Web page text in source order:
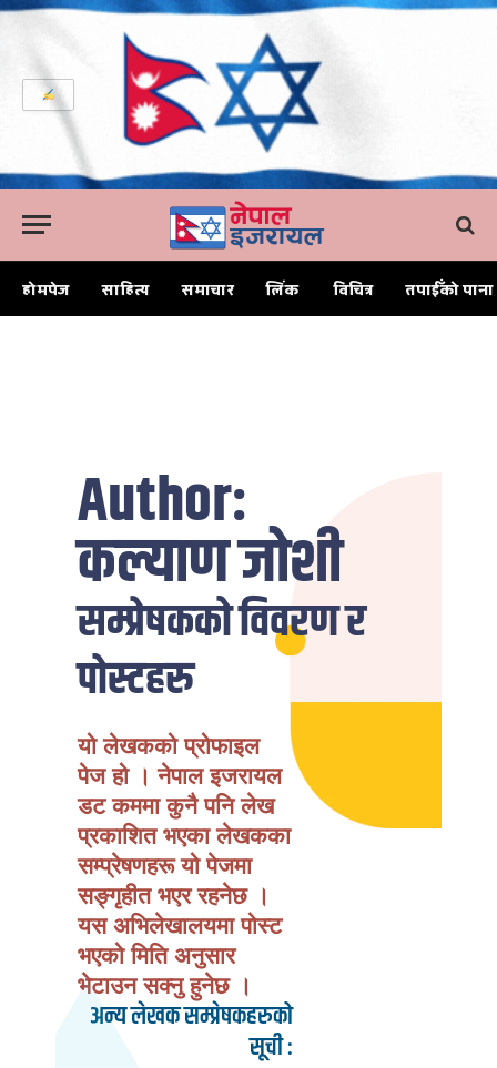
होमपेज साहित्य समाचार लिंक विचित्र तपाईँको पाना
Author:
कल्याण जोशी
सम्प्रेषकको विवरण र
पोस्टहरु
यो लेखकको प्रोफाइल
पेज हो । नेपाल इजरायल
डट कममा कुनै पनि लेख
प्रकाशित भएका लेखकका
सम्प्रेषणहरू यो पेजमा
सङ्गृहीत भएर रहनेछ ।
यस अभिलेखालयमा पोस्ट
भएको मिति अनुसार
भेटाउन सक्नु हुनेछ ।
अन्य लेखक सम्प्रेषकहरुको
सूची :